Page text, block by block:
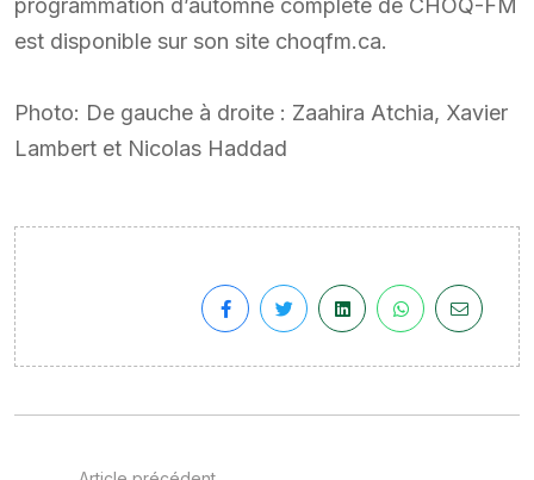
est disponible sur son site choqfm.ca.
Photo: De gauche à droite : Zaahira Atchia, Xavier
Lambert et Nicolas Haddad